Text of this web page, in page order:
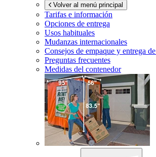
Volver al menú principal
Tarifas e información
Opciones de entrega
Usos habituales
Mudanzas internacionales
Consejos de empaque y entrega de
Preguntas frecuentes
Medidas del contenedor